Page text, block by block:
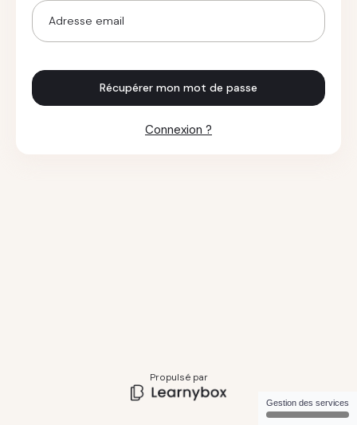
Récupérer mon mot de passe
Connexion ?
Propulsé par
Gestion des services